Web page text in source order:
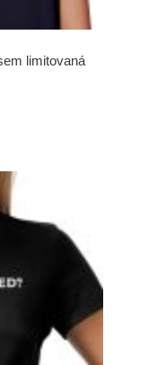
limitovaná